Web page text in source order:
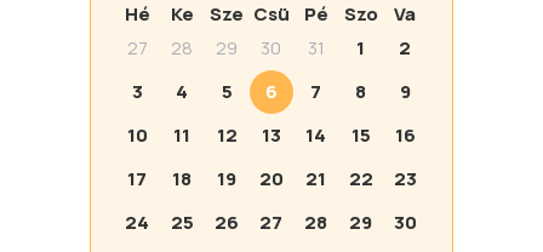
Hé
Ke Sze Csü Pé Szo
Va
27
28 29 30 31 1
2
3
4 5 6 7 8
9
10
11 12 13 14 15
16
17
18 19 20 21 22
23
24
25 26 27 28 29
30